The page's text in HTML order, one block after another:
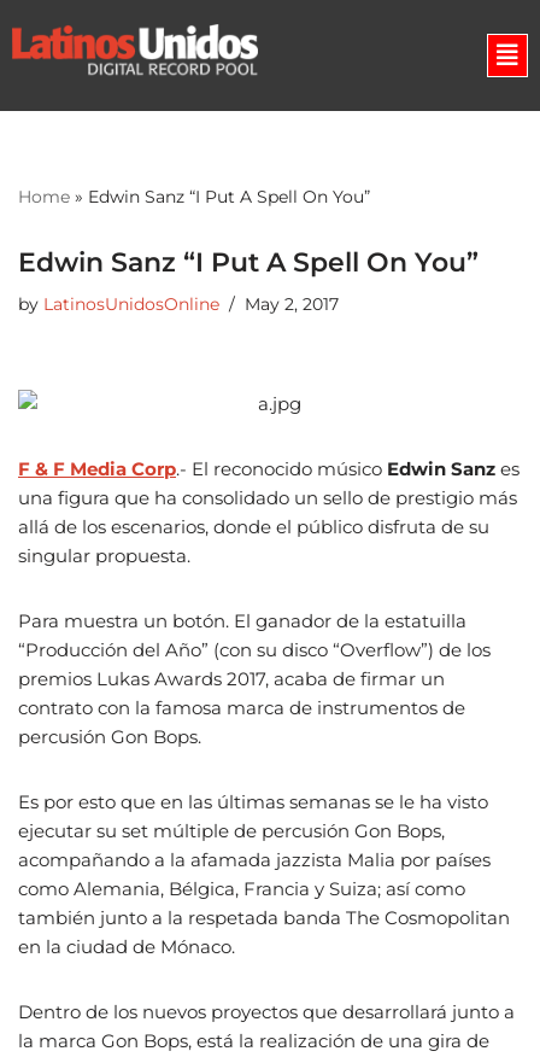
Skip
Home » Edwin Sanz “I Put A Spell On You”
Edwin Sanz “I Put A Spell On You”
by LatinosUnidosOnline May 2, 2017
F & F Media Corp.- El reconocido músico Edwin Sanz es
una figura que ha consolidado un sello de prestigio más
allá de los escenarios, donde el público disfruta de su
singular propuesta.
Para muestra un botón. El ganador de la estatuilla
“Producción del Año” (con su disco “Overflow”) de los
premios Lukas Awards 2017, acaba de firmar un
contrato con la famosa marca de instrumentos de
percusión Gon Bops.
Es por esto que en las últimas semanas se le ha visto
ejecutar su set múltiple de percusión Gon Bops,
acompañando a la afamada jazzista Malia por países
como Alemania, Bélgica, Francia y Suiza; así como
también junto a la respetada banda The Cosmopolitan
en la ciudad de Mónaco.
Dentro de los nuevos proyectos que desarrollará junto a
la marca Gon Bops, está la realización de una gira de